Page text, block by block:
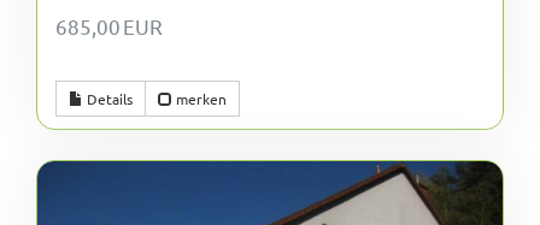
685,00 EUR
Details merken